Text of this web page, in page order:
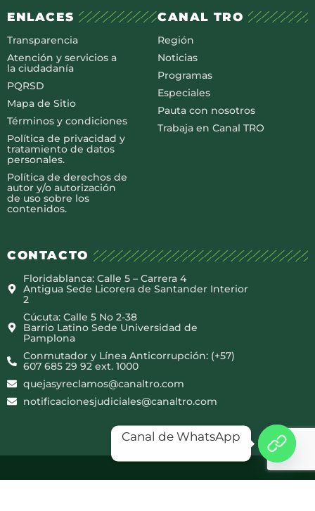
ENLACES
Transparencia
Atención y servicios a
la ciudadanía
PQRSD
Mapa de Sitio
Términos y condiciones
Política de privacidad y
tratamiento de datos
personales.
Política de derechos de
autor y/o autorización
de uso sobre los
contenidos.
CANAL TRO
Región
Noticias
Programas
Especiales
Pauta con nosotros
Trabaja en Canal TRO
CONTACTO
Floridablanca: Calle 5 – Carrera 4
Antigua Sede Licorera de Santander Interior
2
Cúcuta: Calle 5 No 2-38
Barrio Latino Sede Universidad de
Pamplona
Conmutador y Línea Anticorrupción: (+57)
607 685 29 92 ext. 1000
quejasyreclamos@canaltro.com
notificacionesjudiciales@canaltro.com
Canal de WhatsApp